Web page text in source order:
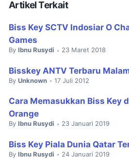
Artikel Terkait
Biss Key SCTV Indosiar O
Games
By Ibnu Rusydi • 23 Maret 2018
Bisskey ANTV Terbaru
By Unknown • 17 Juli 2012
Cara Memasukkan Biss Key
Orange
By Ibnu Rusydi • 23 Januari 2019
Biss Key Piala Dunia Qatar
By Ibnu Rusydi • 24 Januari 2019